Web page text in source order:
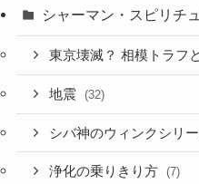
シャーマン・スピリチ
東京壊滅？ 相模トラフ
地震 (32)
シバ神のウィンクシリ
浄化の乗りきり方 (7)